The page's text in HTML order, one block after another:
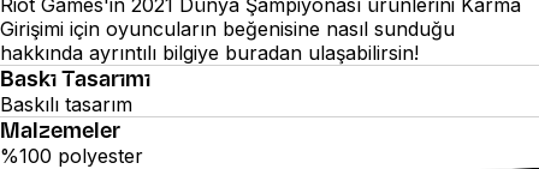
Girişimi için oyuncuların beğenisine nasıl sunduğu
hakkında ayrıntılı bilgiye buradan ulaşabilirsin!
Baskı Tasarımı
Baskılı tasarım
Malzemeler
%100 polyester